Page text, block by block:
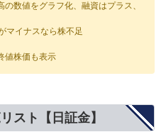
の数値をグラフ化、融資はプラス、
マイナスなら株不足
値株価も表示
スト【日証金】